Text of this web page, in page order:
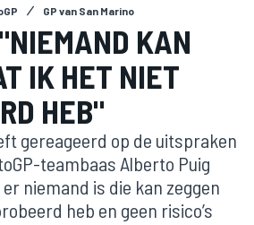
GP van San Marino
KAN
IK HET NIET
HEB"
gereageerd op de uitspraken
teambaas Alberto Puig
niemand is die kan zeggen
heb en geen risico’s